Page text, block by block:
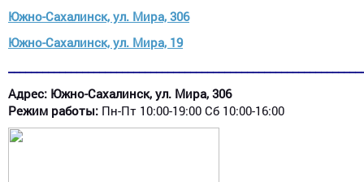
Южно-Сахалинск, ул. Мира, 306
Южно-Сахалинск, ул. Мира, 19
Адрес: Южно-Сахалинск, ул. Мира, 306
Режим работы: Пн-Пт 10:00-19:00 Сб 10:00-16:00